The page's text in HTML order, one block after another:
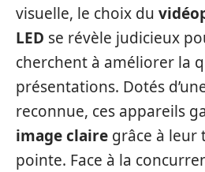
visuelle, le choix du
LED se révèle judicieux
cherchent à améliorer la
présentations. Dotés
reconnue, ces appareils
image claire grâce à leur
pointe. Face à la